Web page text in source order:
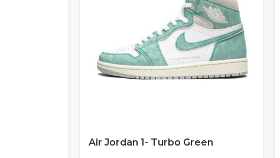
Air Jordan 1- Turbo Green